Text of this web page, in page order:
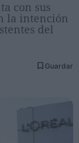
con sus
la intención
del
Guardar